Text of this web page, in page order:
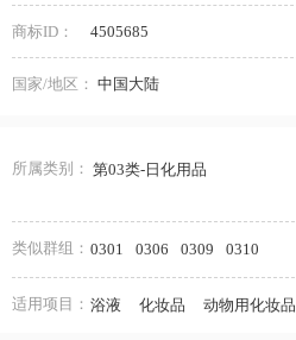
商标ID： 4505685
国家/地区： 中国大陆
所属类别： 第03类-日化用品
类似群组： 0301 0306 0309 0310
适用项目： 浴液 化妆品 动物用化妆品